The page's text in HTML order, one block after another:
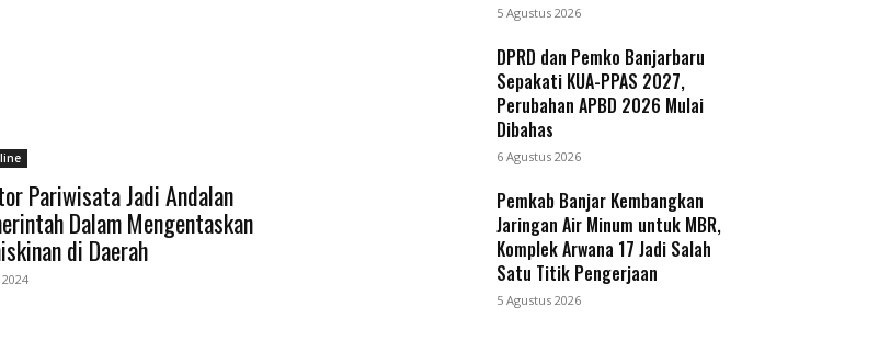
Pariwisata Jadi Andalan
Dalam Mengentaskan
di Daerah
5 Agustus 2026
DPRD dan Pemko Banjarbaru
Sepakati KUA-PPAS 2027,
Perubahan APBD 2026 Mulai
Dibahas
6 Agustus 2026
Pemkab Banjar Kembangkan
Jaringan Air Minum untuk MBR,
Komplek Arwana 17 Jadi Salah
Satu Titik Pengerjaan
5 Agustus 2026